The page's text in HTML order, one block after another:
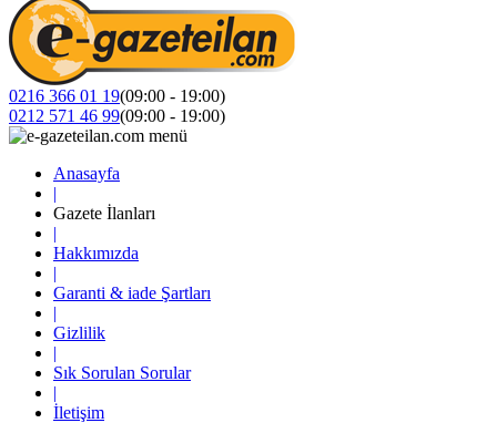
0216 366 01 19(09:00 - 19:00)
0212 571 46 99(09:00 - 19:00)
Anasayfa
|
Gazete İlanları
|
Hakkımızda
|
Garanti & iade Şartları
|
Gizlilik
|
Sık Sorulan Sorular
|
İletişim